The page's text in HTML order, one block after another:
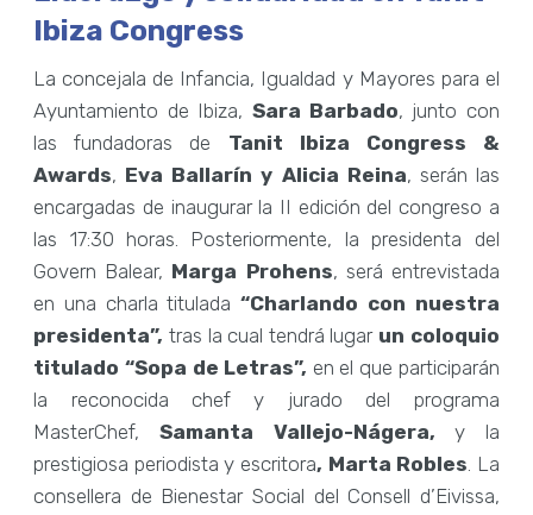
Ibiza Congress
La concejala de Infancia, Igualdad y Mayores para el
Ayuntamiento de Ibiza, Sara Barbado, junto con
las fundadoras de Tanit Ibiza Congress &
Awards, Eva Ballarín y Alicia Reina, serán las
encargadas de inaugurar la II edición del congreso a
las 17:30 horas. Posteriormente, la presidenta del
Govern Balear, Marga Prohens, será entrevistada
en una charla titulada“Charlando con nuestra
presidenta”, tras la cual tendrá lugar un coloquio
titulado “Sopa de Letras”, en el que participarán
la reconocida chef y jurado del programa
MasterChef, Samanta Vallejo-Nágera, y la
prestigiosa periodista y escritora, Marta Robles. La
consellera de Bienestar Social del Consell d’Eivissa,